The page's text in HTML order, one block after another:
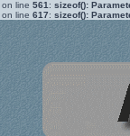
on line 561 : sizeof():
on line 617: sizeof():